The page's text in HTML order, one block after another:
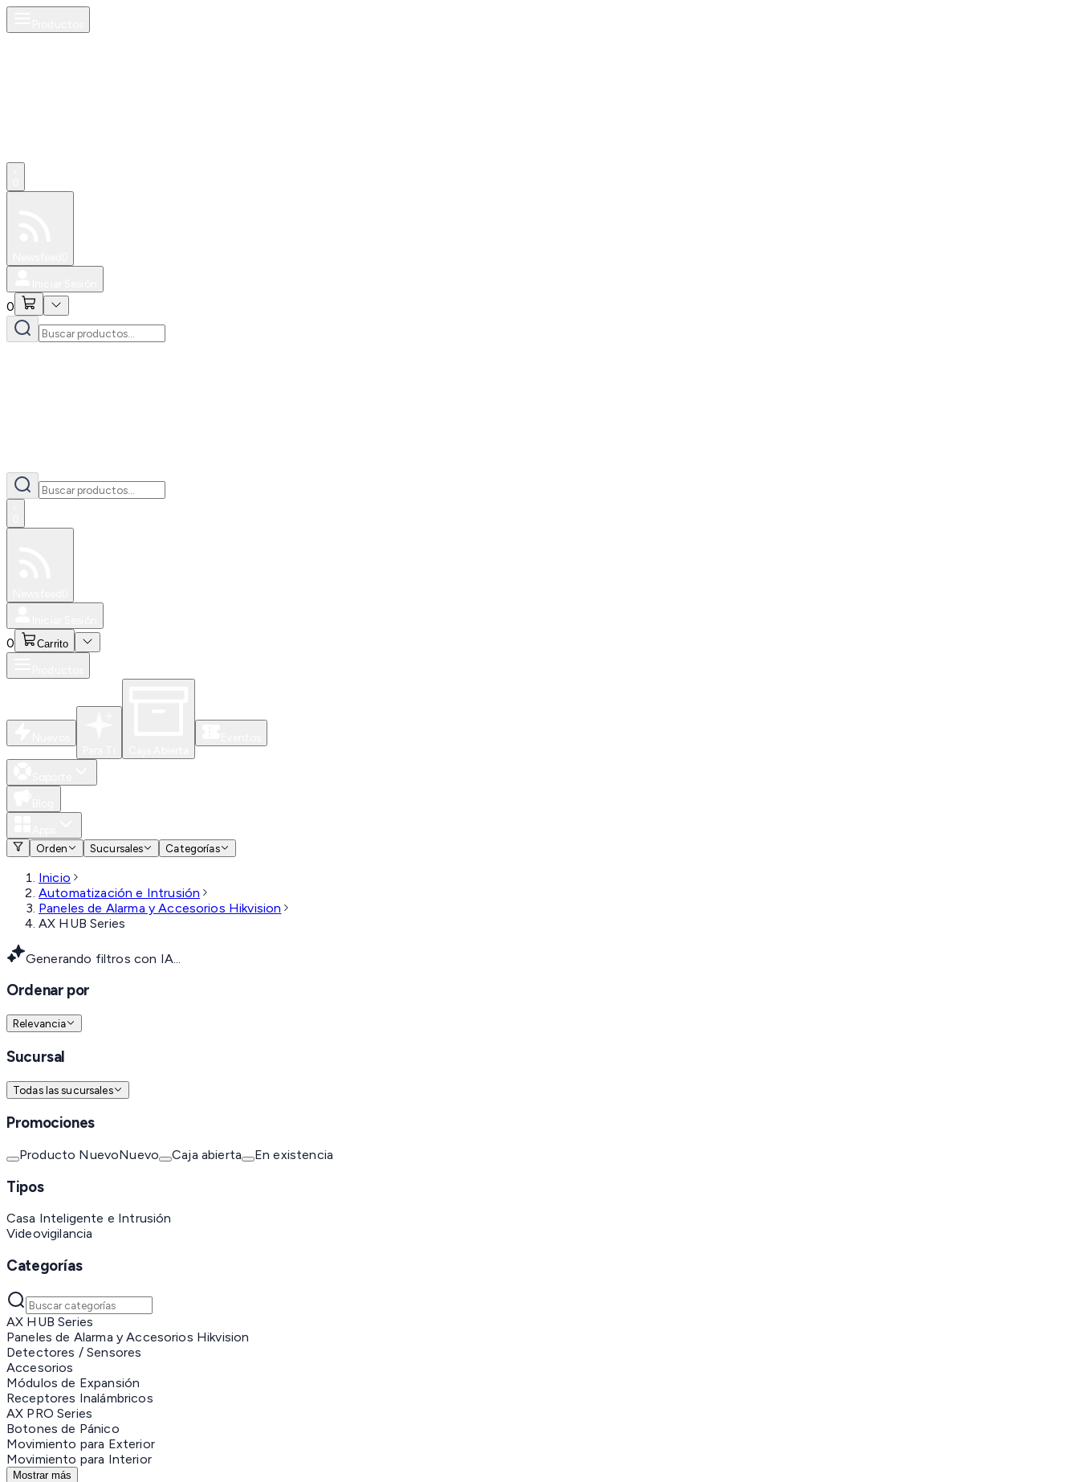
0
0 Carrito
Orden
Sucursales Categorías
Inicio
Automatización e Intrusión
Paneles de Alarma y Accesorios Hikvision
AX HUB Series
Generando filtros con IA...
Ordenar por
Relevancia
Sucursal
Todas las sucursales
Promociones
Producto NuevoNuevo Caja abierta En existencia
Tipos
Casa Inteligente e Intrusión
Videovigilancia
Categorías
AX HUB Series
Paneles de Alarma y Accesorios Hikvision
Detectores / Sensores
Accesorios
Módulos de Expansión
Receptores Inalámbricos
AX PRO Series
Botones de Pánico
Movimiento para Exterior
Movimiento para Interior
Mostrar más